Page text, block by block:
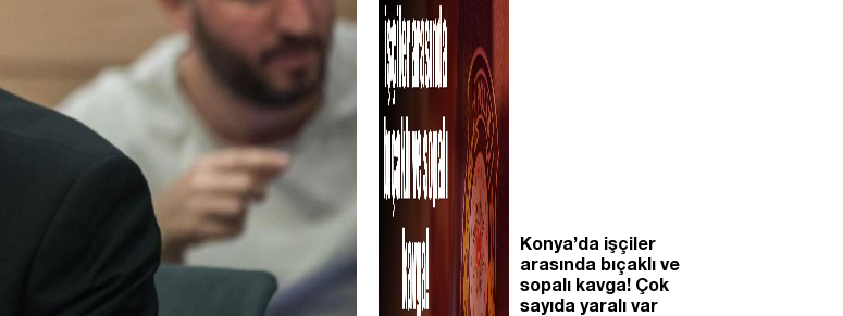
Konya’da işçiler
arasında bıçaklı ve
sopalı kavga! Çok
sayıda yaralı var